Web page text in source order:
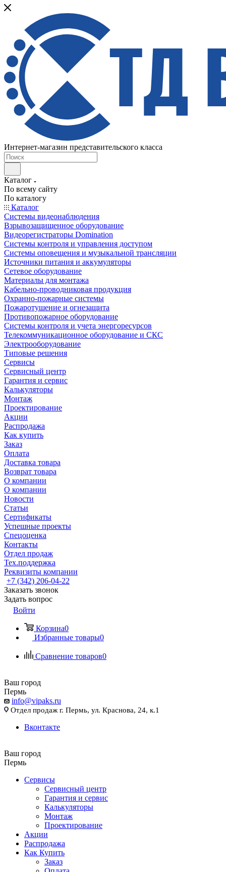
Интернет-магазин представительского класса
Каталог
По всему сайту
По каталогу
Каталог
Системы видеонаблюдения
Взрывозащищенное оборудование
Видеорегистраторы Domination
Системы контроля и управления доступом
Системы оповещения и музыкальной трансляции
Источники питания и аккумуляторы
Сетевое оборудование
Материалы для монтажа
Кабельно-проводниковая продукция
Охранно-пожарные системы
Пожаротушение и огнезащита
Противопожарное оборудование
Системы контроля и учета энергоресурсов
Телекоммуникационное оборудование и СКС
Электрооборудование
Типовые решения
Сервисы
Сервисный центр
Гарантия и сервис
Калькуляторы
Монтаж
Проектирование
Акции
Распродажа
Как купить
Заказ
Оплата
Доставка товара
Возврат товара
О компании
О компании
Новости
Статьи
Сертификаты
Успешные проекты
Спецоценка
Контакты
Отдел продаж
Тех.поддержка
Реквизиты компании
+7 (342) 206-04-22
Заказать звонок
Задать вопрос
Войти
Корзина0
Избранные товары0
Сравнение товаров0
Ваш город
Пермь
info@vipaks.ru
Отдел продаж г. Пермь, ул. Краснова, 24, к.1
Вконтакте
Ваш город
Пермь
Сервисы
Сервисный центр
Гарантия и сервис
Калькуляторы
Монтаж
Проектирование
Акции
Распродажа
Как Купить
Заказ